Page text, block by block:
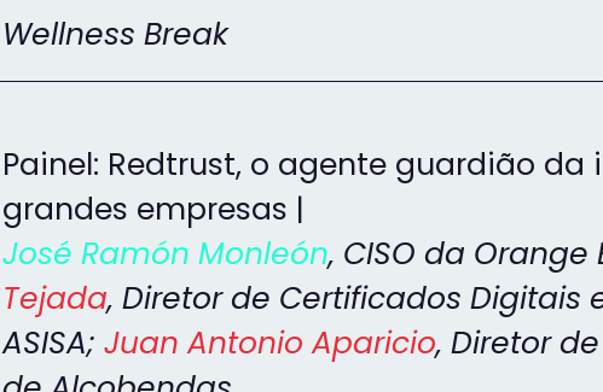
Wellness Break
Painel: Redtrust, o agente guardião
grandes empresas |
José Ramón Monleón, CISO da Orange
Tejada, Diretor de Certificados Digitais
ASISA; Juan Antonio Aparicio, Diretor